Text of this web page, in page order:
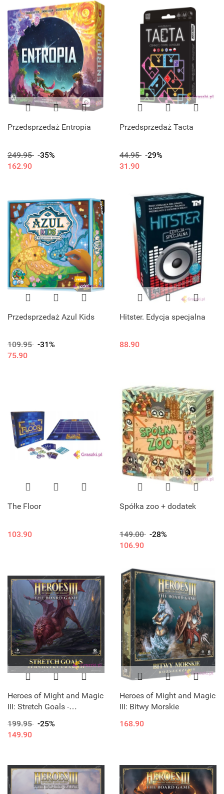
Przedsprzedaż Entropia
249.95 -35%
162.90
Przedsprzedaż Tacta
44.95 -29%
31.90
Przedsprzedaż Azul Kids
109.95 -31%
75.90
Hitster. Edycja specjalna
88.90
The Floor
103.90
Spółka zoo + dodatek
149.00 -28%
106.90
Heroes of Might and Magic
III: Stretch Goals -
199.95 -25%
149.90
Heroes of Might and Magic
III: Bitwy Morskie
168.90